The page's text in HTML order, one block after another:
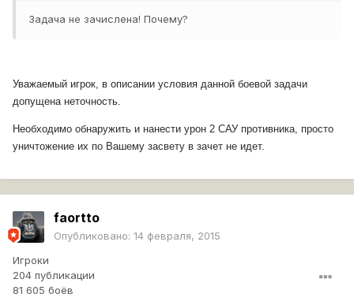
Задача не зачислена! Почему?
Уважаемый игрок, в описании условия данной боевой задачи
допущена неточность.
Необходимо обнаружить и нанести урон 2 САУ противника, просто
уничтожение их по Вашему засвету в зачет не идет.
faortto
Опубликовано: 14 февраля, 2015
Игроки
204 публикации
81 605 боёв